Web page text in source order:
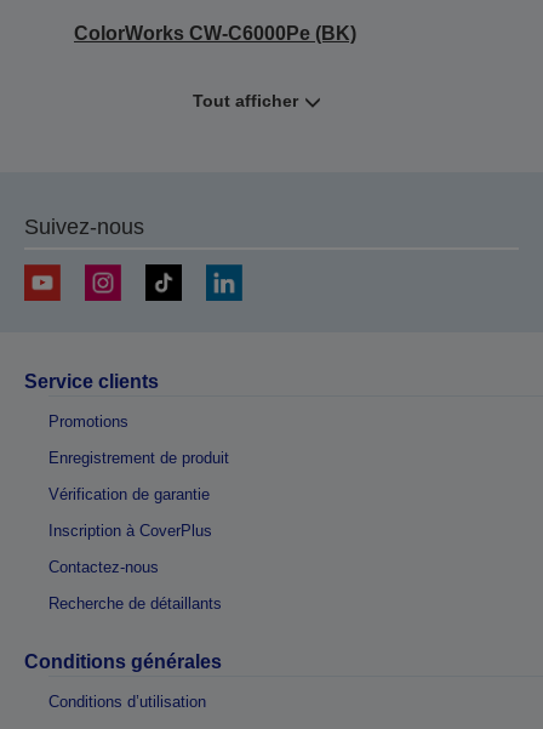
ColorWorks CW-C6000Pe (BK)
Tout afficher
Suivez-nous
Service clients
Promotions
Enregistrement de produit
Vérification de garantie
Inscription à CoverPlus
Contactez-nous
Recherche de détaillants
Conditions générales
Conditions d’utilisation